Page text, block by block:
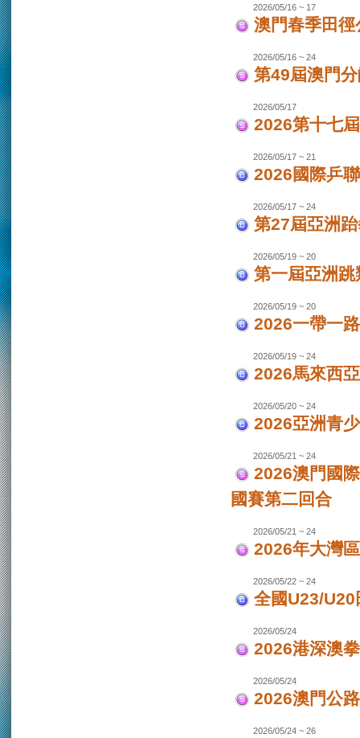
2026/05/16 ~ 17
澳門春季田徑
2026/05/16 ~ 24
第49屆澳門
2026/05/17
2026第十七
2026/05/17 ~ 21
2026國際乒
2026/05/17 ~ 24
第27屆亞洲
2026/05/19 ~ 20
第一屆亞洲
2026/05/19 ~ 20
2026一帶一
2026/05/19 ~ 24
2026馬來西
2026/05/20 ~ 24
2026亞洲青
2026/05/21 ~ 24
2026澳門國
國賽第二回合
2026/05/21 ~ 24
2026年大灣
2026/05/22 ~ 24
全國U23/
2026/05/24
2026港深澳
2026/05/24
2026澳門公
2026/05/24 ~ 26